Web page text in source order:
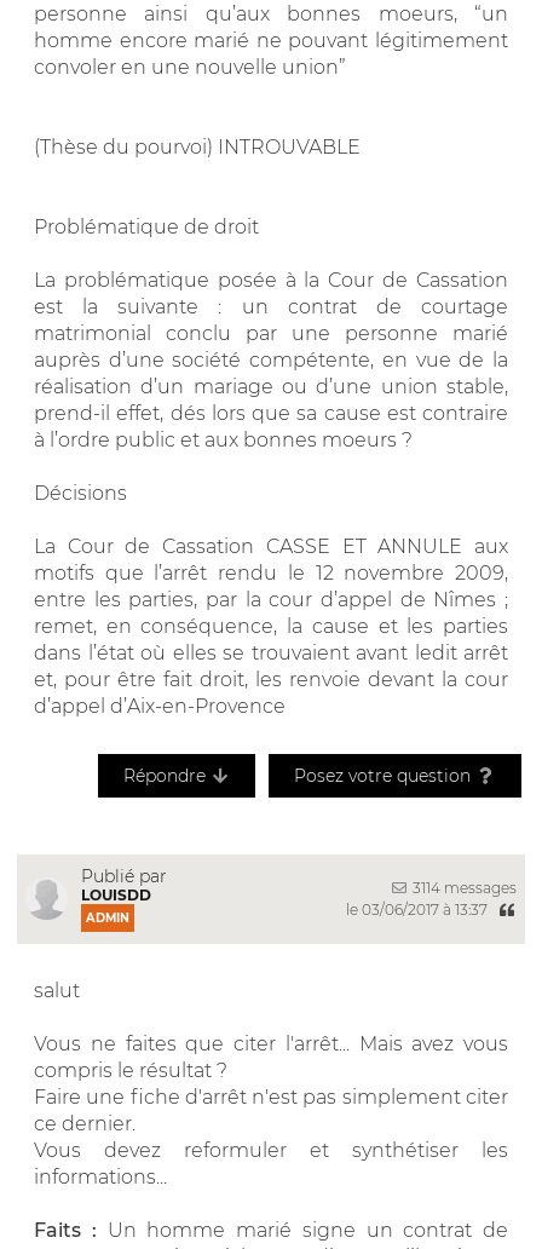
personne ainsi qu’aux bonnes moeurs, “un
homme encore marié ne pouvant légitimement
convoler en une nouvelle union”
(Thèse du pourvoi) INTROUVABLE
Problématique de droit
La problématique posée à la Cour de Cassation
est la suivante : un contrat de courtage
matrimonial conclu par une personne marié
auprès d’une société compétente, en vue de la
réalisation d’un mariage ou d’une union stable,
prend-il effet, dés lors que sa cause est contraire
à l’ordre public et aux bonnes moeurs ?
Décisions
La Cour de Cassation CASSE ET ANNULE aux
motifs que l’arrêt rendu le 12 novembre 2009,
entre les parties, par la cour d’appel de Nîmes ;
remet, en conséquence, la cause et les parties
dans l’état où elles se trouvaient avant ledit arrêt
et, pour être fait droit, les renvoie devant la cour
d’appel d’Aix-en-Provence
Répondre Posez votre question
Publié par
LOUISDD
ADMIN
3114 messages
le 03/06/2017 à 13:37
salut
Vous ne faites que citer l'arrêt... Mais avez vous
compris le résultat ?
Faire une fiche d'arrêt n'est pas simplement citer
ce dernier.
Vous devez reformuler et synthétiser les
informations...
Faits : Un homme marié signe un contrat de